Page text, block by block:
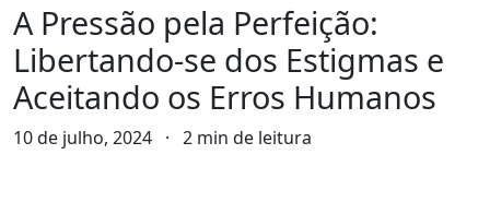
A Pressão pela Perfeição:
Libertando-se dos Estigmas e
Aceitando os Erros Humanos
10 de julho, 2024 · 2 min de leitura